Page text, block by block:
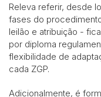
Releva referir, desde
fases do
leilão e atribuição -
por diploma
flexibilidade de
cada ZGP.
Adicionalmente, é